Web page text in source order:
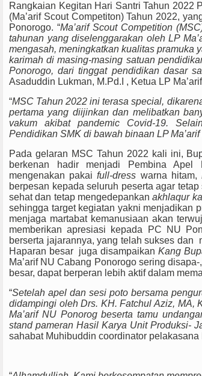
Rangkaian Kegitan Hari Santri Tahun 2022
(Ma’arif Scout Competiton) Tahun 2022,
Ponorogo. “Ma’arif Scout Competition
tahunan yang diselenggarakan oleh LP
mengasah, meningkatkan kualitas pramuka
karimah di masing-masing satuan
Ponorogo, dari tinggat pendidikan dasar
Asaduddin Lukman, M.Pd.I , Ketua LP
“MSC Tahun 2022 ini terasa special,
pertama yang diijinkan dan melibatkan
vakum akibat pandemic Covid-19.
Pendidikan SMK di bawah binaan LP
Pada gelaran MSC Tahun 2022 kali ini,
berkenan hadir menjadi Pembina Apel
mengenakan pakaifull-dress warna hitam,
berpesan kepada seluruh peserta agar
sehat dan tetap mengedepankanakhlaqur
sehingga target kegiatan yakni menjadikan
menjaga martabat kemanusiaan akan
memberikan apresiasi kepada PC NU
berserta jajarannya, yang telah sukses dan
Haparan besar juga disampaikan Kang
Ma’arif NU Cabang Ponorogo sering
besar, dapat berperan lebih aktif dalam
“Setelah apel dan sesi poto bersama
didampingi oleh Drs. KH. Fatchul Aziz, MA,
Ma’arif NU Ponorog beserta tamu
stand pameran Hasil Karya Unit Produksi-
sahabat Muhibuddin coordinator pelakasana